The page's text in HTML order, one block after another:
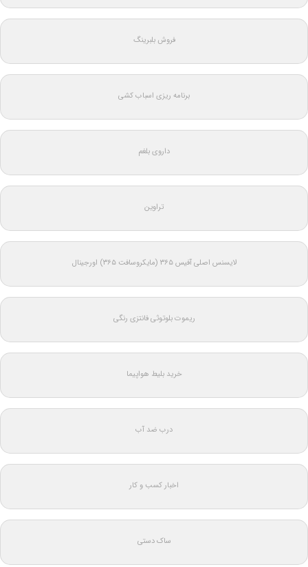
فروش بلبرینگ
برنامه ریزی اسباب کشی
داروی بلغم
تراوین
لایسنس اصلی آفیس ۳۶۵ (مایکروسافت ۳۶۵) اورجینال
ریموت بلوتوثی فانتزی رنگی
خرید بلیط هواپیما
درب ضد آب
اخبار کسب و کار
ساک دستی